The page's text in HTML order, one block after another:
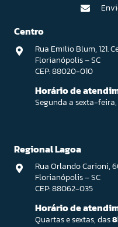
Centro
Rua Emilio Blum, 121.
Florianópolis – SC
CEP: 88020-010
Horário de
Segunda a sexta-
Regional Lagoa
Rua Orlando Carioni,
Florianópolis – SC
CEP: 88062-035
Horário de
Quartas e sextas, das